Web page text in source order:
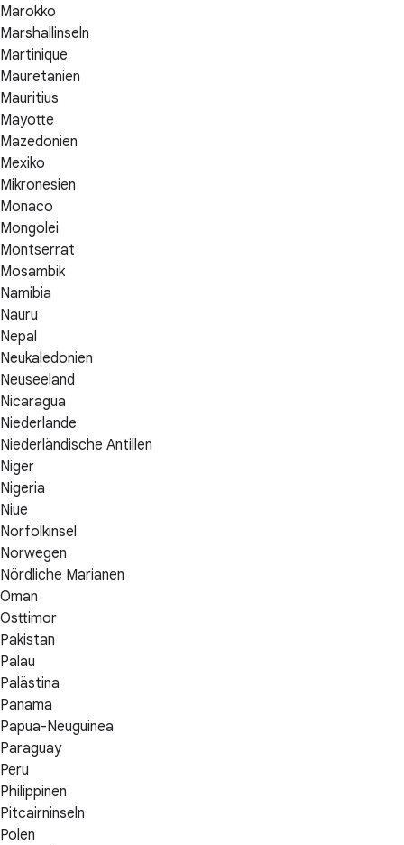
Marokko
Marshallinseln
Martinique
Mauretanien
Mauritius
Mayotte
Mazedonien
Mexiko
Mikronesien
Monaco
Mongolei
Montserrat
Mosambik
Namibia
Nauru
Nepal
Neukaledonien
Neuseeland
Nicaragua
Niederlande
Niederländische Antillen
Niger
Nigeria
Niue
Norfolkinsel
Norwegen
Nördliche Marianen
Oman
Osttimor
Pakistan
Palau
Palästina
Panama
Papua-Neuguinea
Paraguay
Peru
Philippinen
Pitcairninseln
Polen